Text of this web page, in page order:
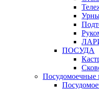
Урны
ПОСУДА